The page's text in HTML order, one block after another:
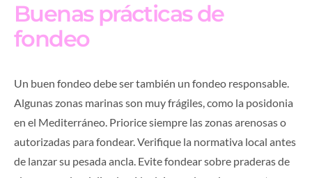
Buenas prácticas de
fondeo
Un buen fondeo debe ser también un fondeo responsable.
Algunas zonas marinas son muy frágiles, como la posidonia
en el Mediterráneo. Priorice siempre las zonas arenosas o
autorizadas para fondear. Verifique la normativa local antes
de lanzar su pesada ancla. Evite fondear sobre praderas de